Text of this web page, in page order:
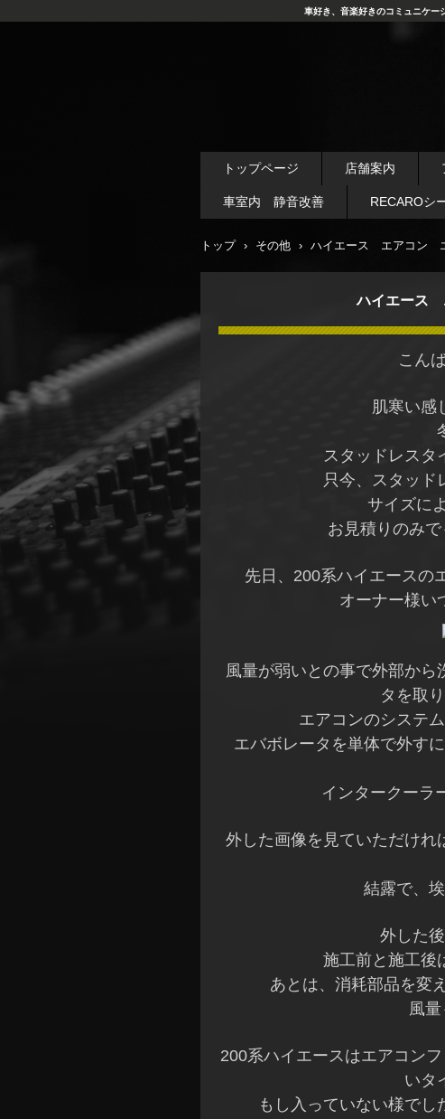
車好き、音楽好きのコミュニケー
トップページ 店舗案内
車室内 静音改善 RECAROシ
トップ › その他 › ハイエース エアコン
ハイエース
こん
肌寒い感
スタッドレスタ
只今、スタッド
サイズに
お見積りのみ
先日、200系ハイエースの
オーナー様い
風量が弱いとの事で外部か
タを取
エアコンのシステ
エバボレータを単体で外す
インタークーラ
外した画像を見ていただけ
結露で、
外した
施工前と施工後
あとは、消耗部品を変
風
200系ハイエースはエアコン
いタ
もし入っていない様で